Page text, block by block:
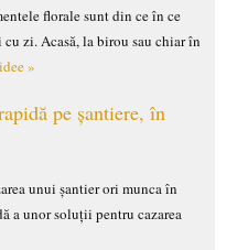
florale sunt din ce în ce
zi. Acasă, la birou sau chiar în
»
pe șantiere, în
unui șantier ori munca în
a unor soluții pentru cazarea